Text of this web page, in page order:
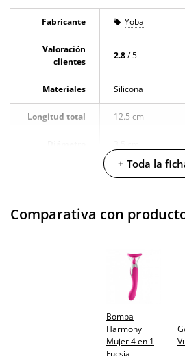
Fabricante Yoba
Valoración
clientes
2.8/ 5
Materiales Silicona
Longitud total 12.5 cm
Pilas/Batería
100% sumergible
+ Toda la
Comparativa con
Bomba
Harmony
Mujer 4 en 1